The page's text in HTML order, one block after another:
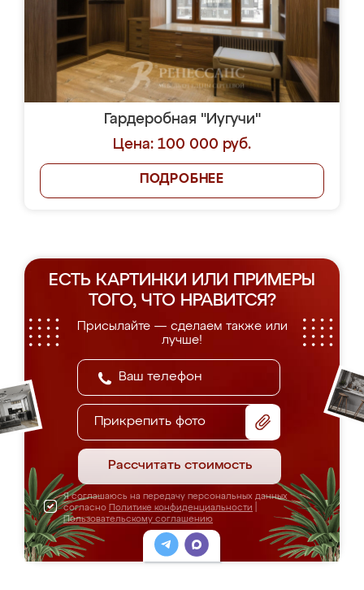
Гардеробная "Иугучи"
Цена: 100 000 руб.
ПОДРОБНЕЕ
ЕСТЬ КАРТИНКИ ИЛИ ПРИМЕРЫ
ТОГО, ЧТО НРАВИТСЯ?
Присылайте — сделаем также или
лучше!
Прикрепить фото
Рассчитать стоимость
Я соглашаюсь на передачу персональных данных
согласно Политике конфиденциальности
Пользовательскому соглашению